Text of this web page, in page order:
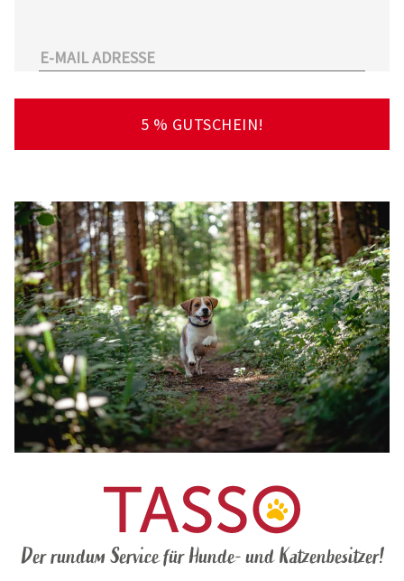
großen Anzahl an Partnertierärzten
finden – deutschlandweit!
5 % GUTSCHEIN!
Der rundum Service für Hunde- und Katzenbesitzer!